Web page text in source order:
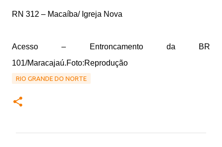
RN 312 – Macaíba/ Igreja Nova
Acesso – Entroncamento da BR
101/Maracajaú.Foto:Reprodução
RIO GRANDE DO NORTE